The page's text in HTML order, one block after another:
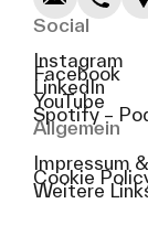
Social
Instagram
Facebook
LinkedIn
YouTube
Spotify –
Allgemein
Impressum
Cookie
Weitere